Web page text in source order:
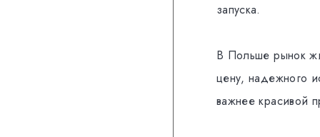
запуска.
В Польше рынок
цену, надежного
важнее красивой